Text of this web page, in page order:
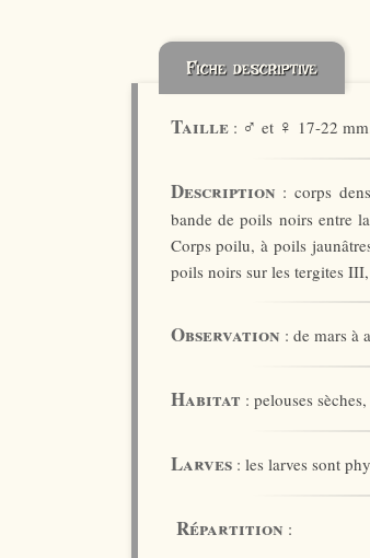
Fiche descriptive
Taille: ♂ et ♀ 17-22
Description : corps
bande de poils noirs entre
Corps poilu, à poils
poils noirs sur les tergites
Observation : de mars à
Habitat : pelouses
Larves: les larves sont
Répartition :